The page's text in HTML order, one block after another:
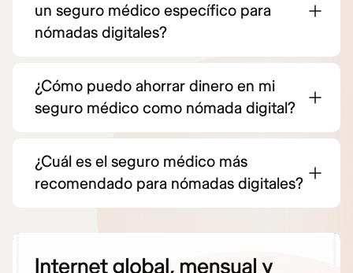
un seguro médico específico para
nómadas digitales?
¿Cómo puedo ahorrar dinero en mi
seguro médico como nómada digital?
¿Cuál es el seguro médico más
recomendado para nómadas digitales?